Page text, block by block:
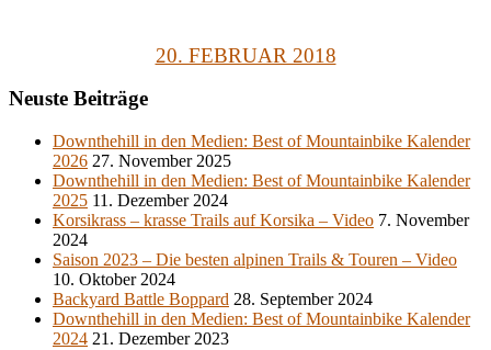
20. FEBRUAR 2018
Neuste Beiträge
Downthehill in den Medien: Best of Mountainbike Kalender
2026 27. November 2025
Downthehill in den Medien: Best of Mountainbike Kalender
2025 11. Dezember 2024
Korsikrass – krasse Trails auf Korsika – Video 7. November
2024
Saison 2023 – Die besten alpinen Trails & Touren – Video
10. Oktober 2024
Backyard Battle Boppard 28. September 2024
Downthehill in den Medien: Best of Mountainbike Kalender
2024 21. Dezember 2023